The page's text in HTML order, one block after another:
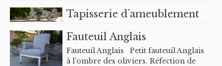
Tapisserie d’ameublement
Fauteuil Anglais
Fauteuil Anglais Petit fauteuil Anglais
à l’ombre des oliviers. Réfection de